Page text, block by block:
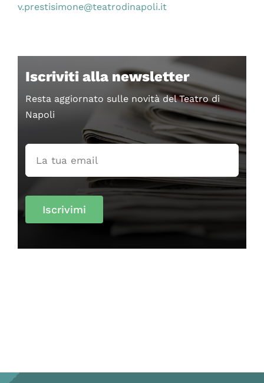
v.prestisimone@teatrodinapoli.it
Iscriviti alla newsletter
Resta aggiornato sulle novità del Teatro di
Napoli
Iscrivimi